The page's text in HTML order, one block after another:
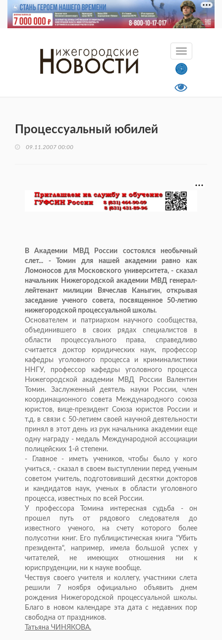
Процессуальный юбилей
09.11.2007 00:00
В Академии МВД России состоялся необычный
слет... - Томин для нашей академии равно как
Ломоносов для Московского университета, - сказал
начальник Нижегородской академии МВД генерал-
лейтенант милиции Вячеслав Каныгин, открывая
заседание ученого совета, посвященное 50-летию
нижегородской процессуальной школы.
Основателем и патриархом научного сообщества,
объединившего в своих рядах специалистов в
области процессуального права, справедливо
считается доктор юридических наук, профессор
кафедры уголовного процесса и криминалистики
ННГУ, профессор кафедры уголовного процесса
Нижегородской академии МВД России Валентин
Томин. Заслуженный деятель науки России, член
координационного совета Международного союза
юристов, вице-президент Союза юристов России и
т.д. в связи с 50-летием своей научной деятельности
принял в этот день из рук начальника академии еще
одну награду - медаль Международной ассоциации
полицейских 1-й степени.
- Главное - иметь учеников, чтобы было у кого
учиться, - сказал в своем выступлении перед ученым
советом учитель, подготовивший десятки докторов
и кандидатов наук, ученых в области уголовного
процесса, известных по всей России.
У профессора Томина интересная судьба - он
прошел путь от рядового следователя до
известного ученого, на счету которого более
полусотни книг. Его публицистическая книга "Убить
президента", например, имела большой успех у
читателей, не имеющих отношения ни к
юриспруденции, ни к науке вообще.
Чествуя своего учителя и коллегу, участники слета
решили 7 ноября официально объявить днем
рождения Нижегородской процессуальной школы.
Благо в новом календаре эта дата с недавних пор
свободна от праздников.
Татьяна ЧИНЯКОВА.